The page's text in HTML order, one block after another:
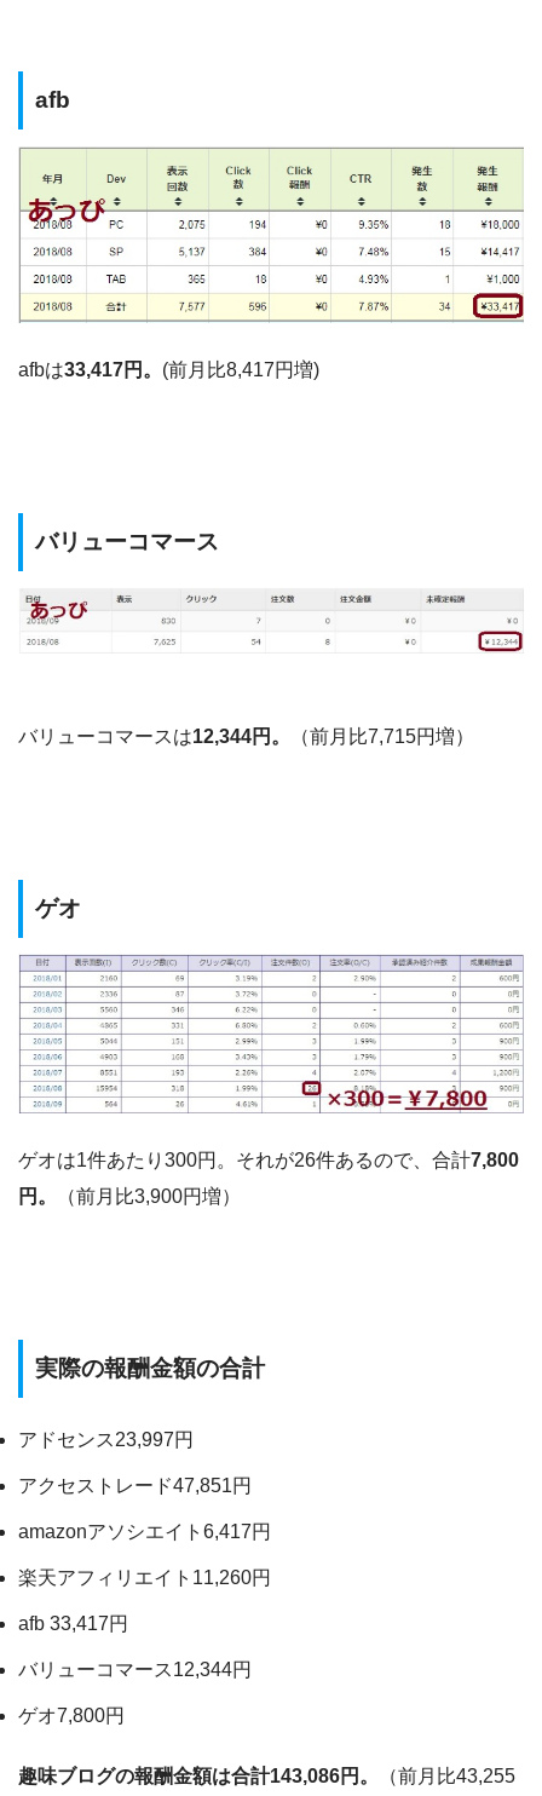
afb
afbは33,417円。 (前月比8,417円増)
バリューコマース
バリューコマースは12,344円。 （前月比7,715円増）
ゲオ
ゲオは1件あたり300円。それが26件あるので、合計7,800
円。
（前月比3,900円増）
実際の報酬金額の合計
アドセンス23,997円
アクセストレード47,851円
amazonアソシエイト6,417円
楽天アフィリエイト11,260円
afb 33,417円
バリューコマース12,344円
ゲオ7,800円
趣味ブログの報酬金額は合計143,086円。
（前月比43,255